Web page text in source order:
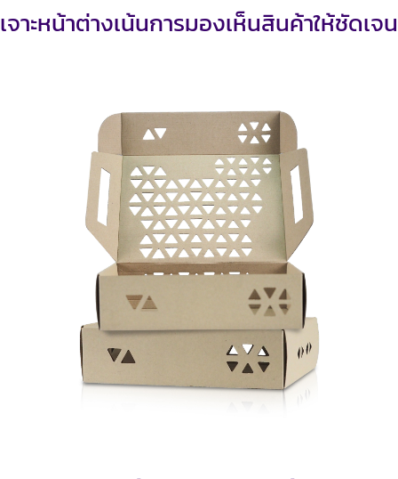
เจาะหน้าต่างเน้นการมองเห็นสินค้าให้ชัดเจน